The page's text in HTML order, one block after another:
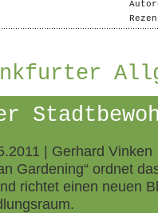
| Gerhard Vinken
Gardening“ ordnet
richtet einen neuen